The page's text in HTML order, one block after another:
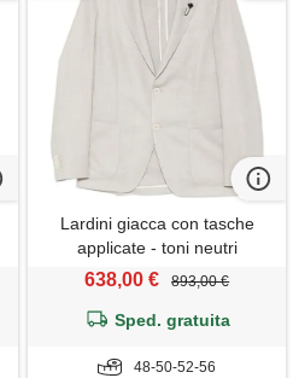
Lardini giacca con tasche
applicate - toni neutri
638,00 € 893,00 €
Sped. gratuita
48-50-52-56